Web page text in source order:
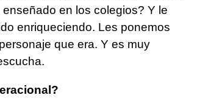
en los colegios? Y le
enriqueciendo. Les ponemos
que era. Y es muy